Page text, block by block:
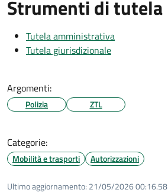
Strumenti di tutela
Tutela amministrativa
Tutela giurisdizionale
Argomenti:
Polizia ZTL
Categorie:
Mobilità e trasporti Autorizzazioni
Ultimo aggiornamento: 21/05/2026 00:16.58